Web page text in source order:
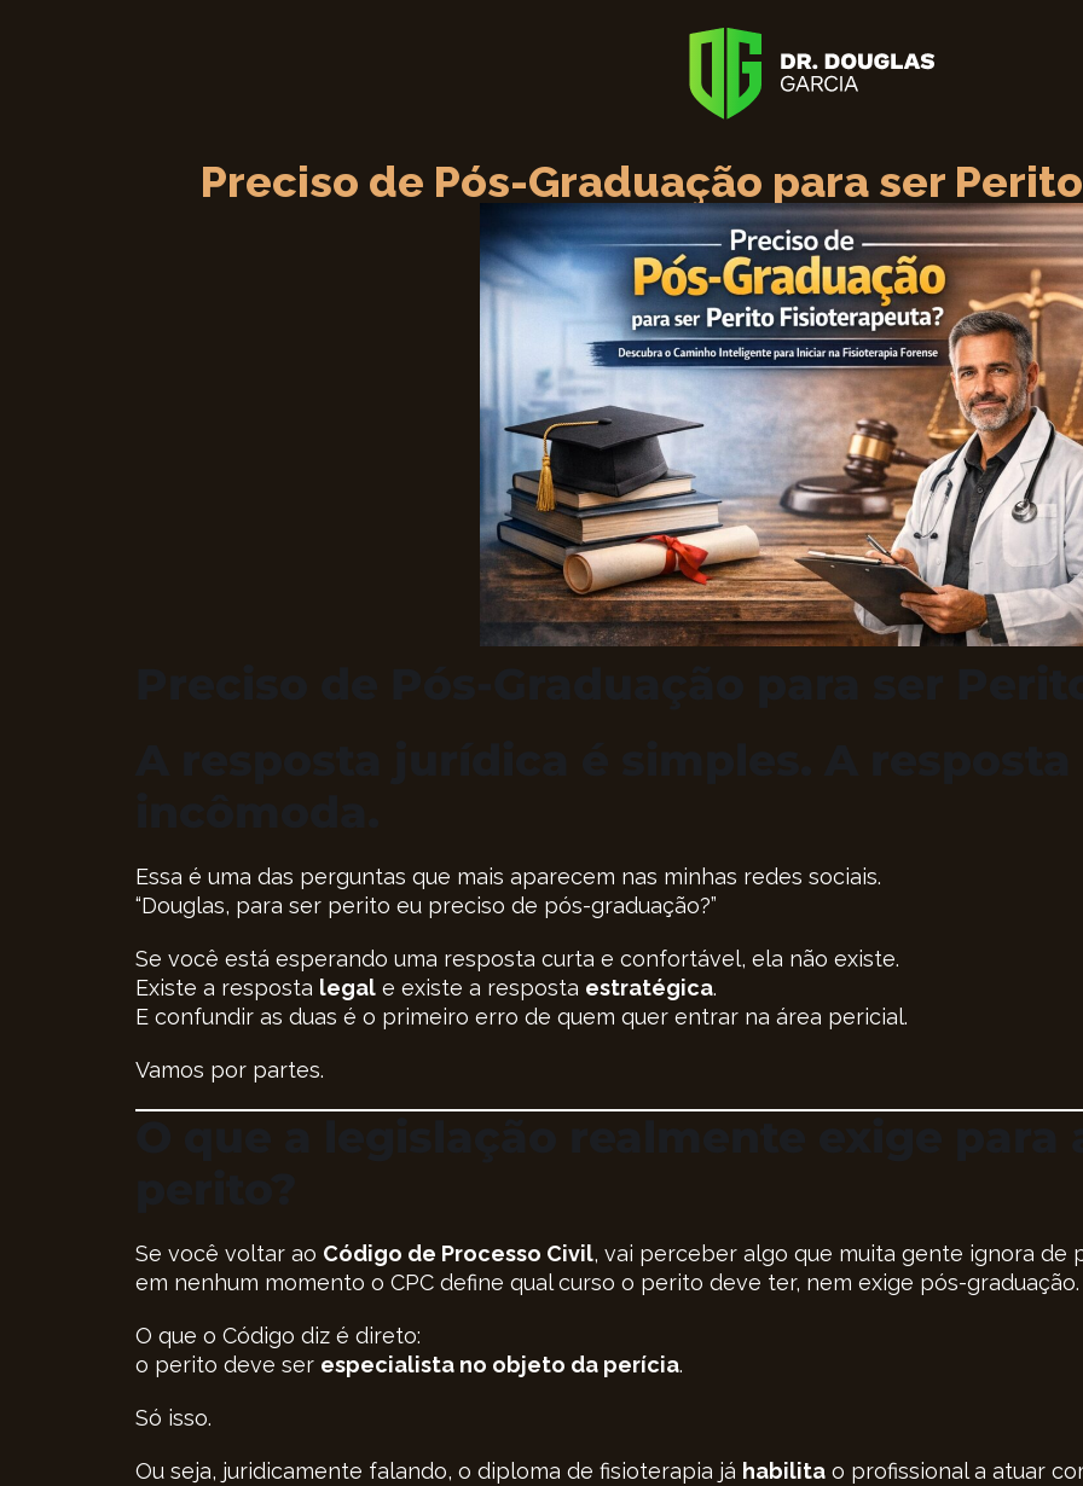
Preciso de Pós-Graduação para ser
Essa é uma das perguntas que mais aparecem nas minhas redes sociais.
“Douglas, para ser perito eu preciso de pós-graduação?”
Se você está esperando uma resposta curta e confortável, ela não existe.
Existe a resposta legal e existe a resposta estratégica.
E confundir as duas é o primeiro erro de quem quer entrar na área pericial.
Vamos por partes.
Se você voltar ao Código de Processo Civil, vai perceber algo que muita gente ignora de
em nenhum momento o CPC define qual curso o perito deve ter, nem exige pós-graduação.
O que o Código diz é direto:
o perito deve ser especialista no objeto da perícia.
Só isso.
Ou seja, juridicamente falando, o diploma de fisioterapia já habilita o profissional a atuar